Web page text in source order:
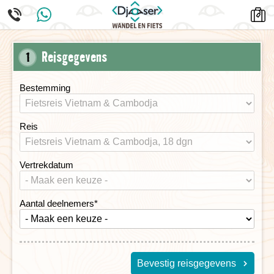
1 Reisgegevens
Bestemming
Reis
Vertrekdatum
Aantal deelnemers*
Bevestig reisgegevens